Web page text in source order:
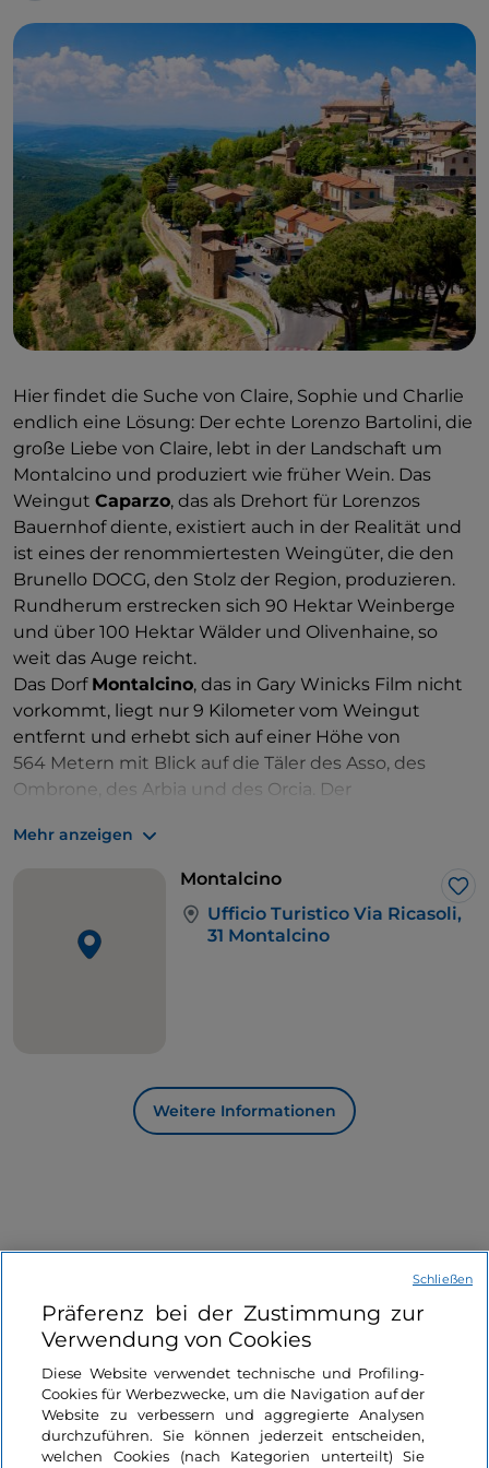
diesen Hügeln seit jeher eine große künstlerische
Tradition.
Hier findet die Suche von Claire, Sophie und Charlie
endlich eine Lösung: Der echte Lorenzo Bartolini, die
große Liebe von Claire, lebt in der Landschaft um
Montalcino und produziert wie früher Wein. Das
Weingut Caparzo, das als Drehort für Lorenzos
Bauernhof diente, existiert auch in der Realität und
ist eines der renommiertesten Weingüter, die den
Brunello DOCG, den Stolz der Region, produzieren.
Rundherum erstrecken sich 90 Hektar Weinberge
und über 100 Hektar Wälder und Olivenhaine, so
weit das Auge reicht.
Das Dorf Montalcino, das in Gary Winicks Film nicht
vorkommt, liegt nur 9 Kilometer vom Weingut
entfernt und erhebt sich auf einer Höhe von
564 Metern mit Blick auf die Täler des Asso, des
Ombrone, des Arbia und des Orcia. Der
erreichen, ist beträchtlich und auf dem Weg dorthin
kann man nicht umhin, an die Radfahrer zu denken,
die am „Vintage“-Radrennen der Eroica teilnehmen,
hoch auf den Pedalen, um die Steigungen von 15 %
und die scharfen Kurven zu überwinden, die zum
Mehr anzeigen
Montalcino
Ufficio Turistico Via Ricasoli,
31 Montalcino
Weitere Informationen
Informationen über die Seite
Nützliche Links
Login
Präferenz bei der Zustimmung zur
Verwendung von Cookies
Diese Website verwendet technische und Profiling-
Cookies für Werbezwecke, um die Navigation auf der
Website zu verbessern und aggregierte Analysen
durchzuführen. Sie können jederzeit entscheiden,
welchen Cookies (nach Kategorien unterteilt) Sie
Schließen